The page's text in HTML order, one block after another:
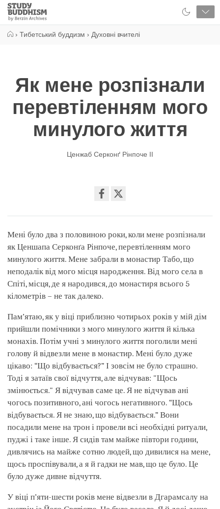
Close
Study
Buddhism
› Тибетський буддизм › Духовні вчителі
Як мене розпізнали
перевтіленням мого
минулого життя
Ценжаб Серконґ Рінпоче II
on
Мені було два з половиною роки, коли мене розпізнали
як Ценшапа Серконґа Рінпоче, перевтіленням мого
минулого життя. Мене забрали в монастир Табо, що
неподалік від мого місця народження. Від мого села в
Спіті, місця, де я народився, до монастиря всього 5
кілометрів – не так далеко.
Пам’ятаю, як у віці приблизно чотирьох років у мій дім
прийшли помічники з мого минулого життя й кілька
монахів. Потім учні з минулого життя поголили мені
голову й відвезли мене в монастир. Мені було дуже
цікаво: “Що відбувається?” І зовсім не було страшно.
Тоді я затаїв свої відчуття, але відчував: "Щось
змінюється." Я відчував саме це. Я не відчував ані
чогось позитивного, ані чогось негативного. “Щось
відбувається. Я не знаю, що відбувається.” Вони
посадили мене на трон і провели всі необхідні ритуали,
пуджі і таке інше. Я сидів там майже півтори години,
дивлячись на майже сотню людей, що дивилися на мене,
щось проспівували, а я й гадки не мав, що це було. Це
було дуже дивне відчуття.
У віці п’яти-шести років мене відвезли в Дгарамсалу на